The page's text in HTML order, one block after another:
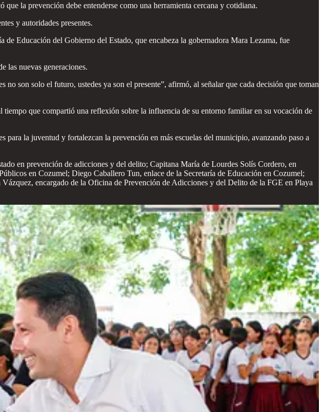
la prevención debe entenderse como una herramienta cercana y cotidiana.
y autoridades presentes.
Educación del Gobierno del Estado, que encabeza la gobernadora Mara Lezama, fue
las nuevas generaciones.
son solo el futuro, ustedes ya son el presente”, afirmó, al señalar que cada decisión que toman
que compartió una reflexión sobre la influencia de su entorno familiar en su vocación de
la juventud y fortalezcan la prevención en más escuelas del municipio, avanzando paso a
en prevención de adicciones y del delito; Capitana María de Lourdes Solís Cordero, en
en Cozumel; Diego Caballero Tun, enlace de la Secretaría de Educación en Cozumel;
encargado de la Oficina de Prevención de Adicciones y del Delito de la FGE en Playa